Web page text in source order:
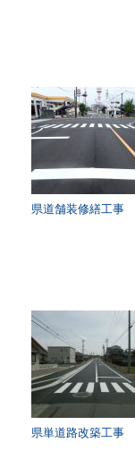
県道舗装修繕工事
県単道路改築工事